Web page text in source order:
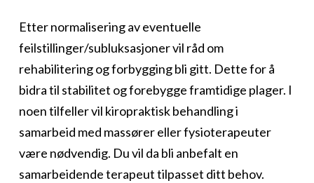
Etter normalisering av eventuelle
feilstillinger/subluksasjoner vil råd om
rehabilitering og forbygging bli gitt. Dette for å
bidra til stabilitet og forebygge framtidige plager. I
noen tilfeller vil kiropraktisk behandling i
samarbeid med massører eller fysioterapeuter
være nødvendig. Du vil da bli anbefalt en
samarbeidende terapeut tilpasset ditt behov.